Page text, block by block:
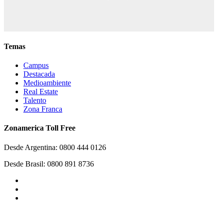
Temas
Campus
Destacada
Medioambiente
Real Estate
Talento
Zona Franca
Zonamerica Toll Free
Desde Argentina: 0800 444 0126
Desde Brasil: 0800 891 8736